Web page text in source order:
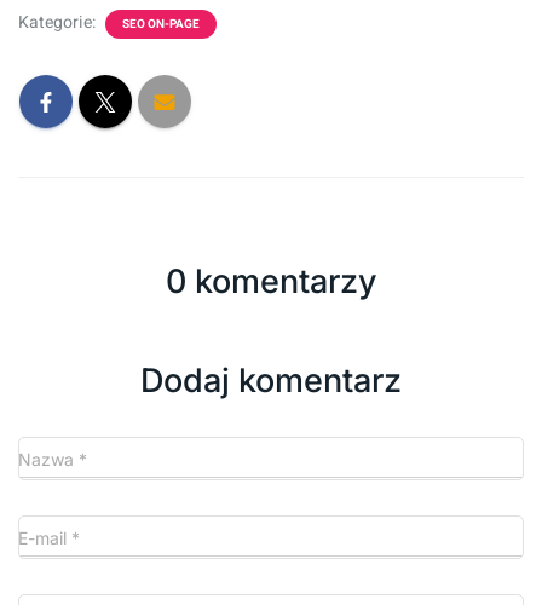
Kategorie: SEO ON-PAGE
0 komentarzy
Dodaj komentarz
Nazwa *
E-mail *